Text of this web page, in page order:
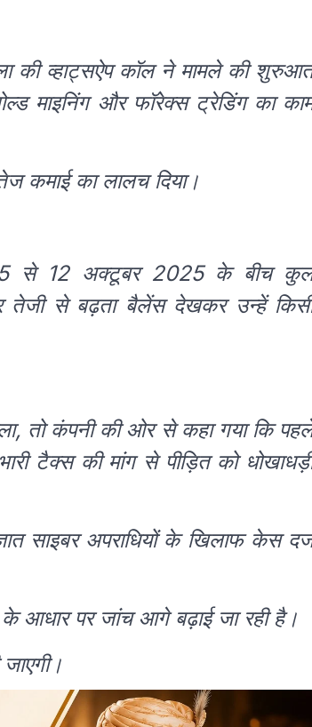
की व्हाट्सऐप कॉल ने मामले की
माइनिंग और फॉरेक्स ट्रेडिंग का
कमाई का लालच दिया।
से 12 अक्टूबर 2025 के बीच
तेजी से बढ़ता बैलेंस देखकर उन्हें
तो कंपनी की ओर से कहा गया कि
टैक्स की मांग से पीड़ित को
साइबर अपराधियों के खिलाफ केस
आधार पर जांच आगे बढ़ाई जा रही है।